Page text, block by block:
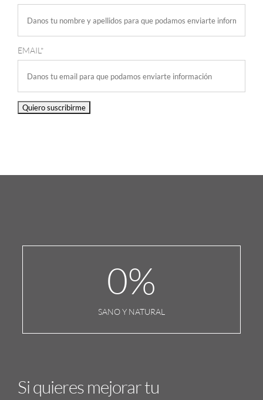
EMAIL*
0%
SANO Y NATURAL
Si quieres mejorar tu